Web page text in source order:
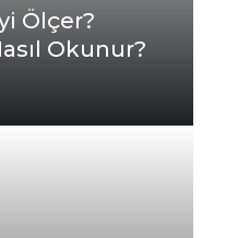
Ölçer?
Okunur?